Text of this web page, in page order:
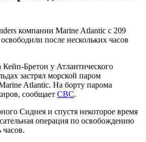
компании Marine Atlantic с 209
после нескольких часов
Кейп-Бретон у Атлантического
застрял морской паром
Atlantic. На борту парома
сообщает CBC.
Сиднея и спустя некоторое время
операция по освобождению
часов.